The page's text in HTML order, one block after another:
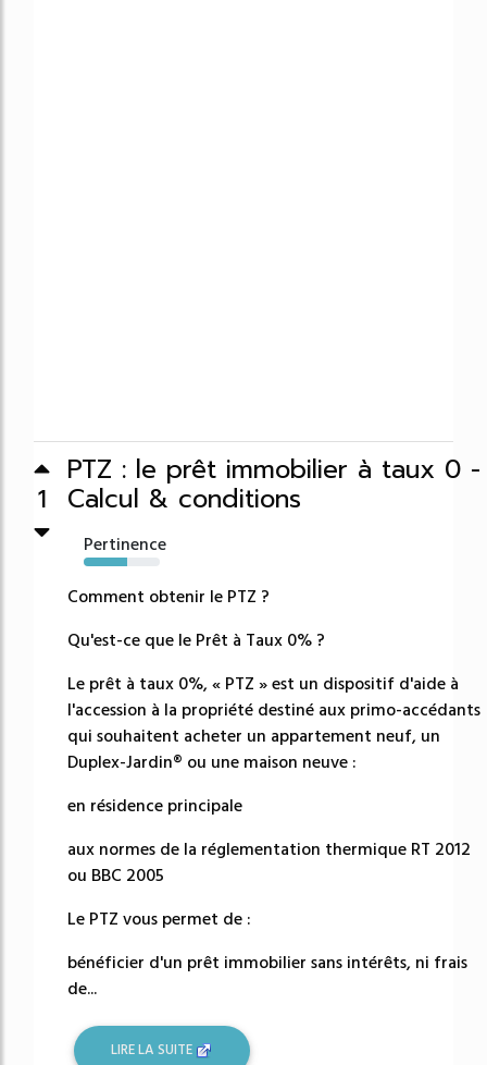
1
PTZ : le prêt immobilier à taux 0 -
Calcul & conditions
Pertinence
57%
Comment obtenir le PTZ ?
Qu'est-ce que le Prêt à Taux 0% ?
Le prêt à taux 0%, « PTZ » est un dispositif d'aide à
l'accession à la propriété destiné aux primo-accédants
qui souhaitent acheter un appartement neuf, un
Duplex-Jardin® ou une maison neuve :
en résidence principale
aux normes de la réglementation thermique RT 2012
ou BBC 2005
Le PTZ vous permet de :
bénéficier d'un prêt immobilier sans intérêts, ni frais
de...
LIRE LA SUITE